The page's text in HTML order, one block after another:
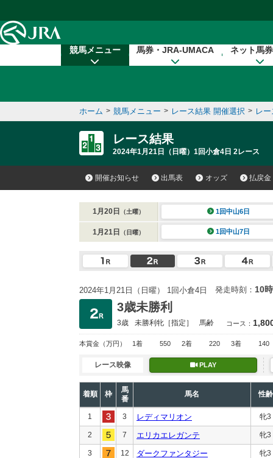
競馬メニュー 馬券・JRA-UMACA ネット馬
ホーム > 競馬メニュー > レース結果 開催選択 > レ
レース結果
2024年1月21日（日曜）1回小倉4日 2レース
開催お知らせ 出馬表 オッズ 払戻金
1月20日 （土曜） 1回中山6日
1月21日 （日曜） 1回中山7日
2024年1月21日（日曜） 1回小倉4日 発走時刻： 10
3歳未勝利
3歳 未勝利牝［指定］ 馬齢 コース：
本賞金 （万円） 1着 550 2着 220 3着 140
レース映像 PLAY
着順 枠
馬
番
馬名 性齢
1 3 レディマリオン 牝3
2 7 エリカエレガンテ 牝3
3 12 ダークファンタジー 牝3